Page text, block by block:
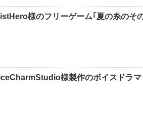
様のフリーゲーム｢夏の糸のそ
様製作のボイスドラ